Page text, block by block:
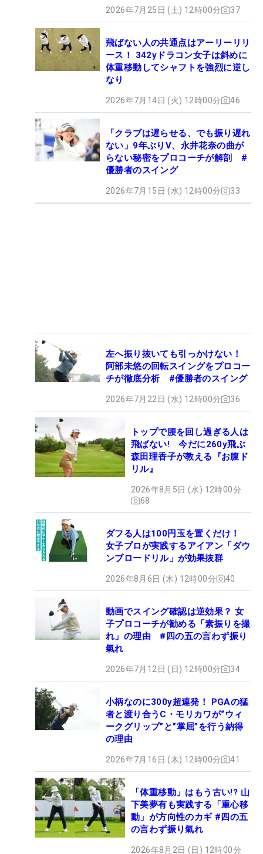
2026年7月25日 (土) 12時00分 37
飛ばない人の共通点はアーリーリリ
ース！ 342yドラコン女子は斜めに
体重移動してシャフトを強烈に逆し
なり
2026年7月14日 (火) 12時00分 46
「クラブは遅らせる、でも振り遅れ
ない」9年ぶりV、永井花奈の曲が
らない秘密をプロコーチが解剖 #
優勝者のスイング
2026年7月15日 (水) 12時00分 33
左へ振り抜いても引っかけない！
阿部未悠の回転スイングをプロコー
チが徹底分析 #優勝者のスイング
2026年7月22日 (水) 12時00分 36
トップで腰を回し過ぎる人は
飛ばない! 今だに260y飛ぶ
森田理香子が教える『お腹ド
リル』
2026年8月5日 (水) 12時00分
68
ダフる人は100円玉を置くだけ！
女子プロが実践するアイアン「ダウ
ンブロードリル」が効果抜群
2026年8月6日 (木) 12時00分 40
動画でスイング確認は逆効果？ 女
子プロコーチが勧める「素振りを撮
れ」の理由 #四の五の言わず振り
氣れ
2026年7月12日 (日) 12時00分 34
小柄なのに300y超連発！ PGAの猛
者と渡り合うC・モリカワが“ウィ
ークグリップ”と”掌屈”を行う納得
の理由
2026年7月16日 (木) 12時00分 41
「体重移動」はもう古い!? 山
下美夢有も実践する「重心移
動」が方向性のカギ #四の五
の言わず振り氣れ
2026年8月2日 (日) 12時00分